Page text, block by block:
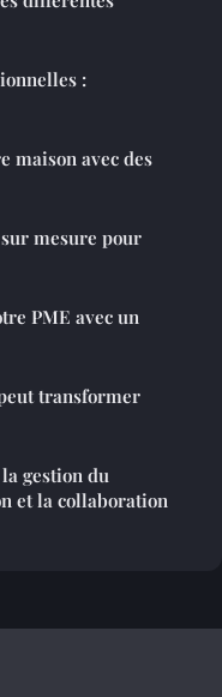
:
maison avec des
mesure pour
PME avec un
transformer
gestion du
et la collaboration